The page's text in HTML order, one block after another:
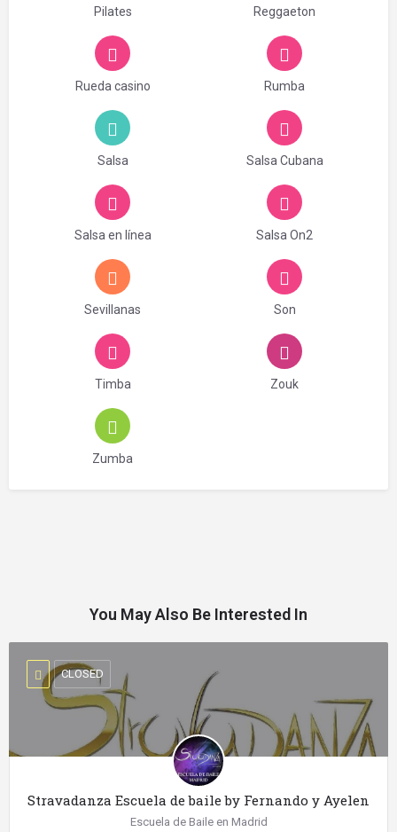
Pilates Reggaeton
Rueda casino Rumba
Salsa Salsa Cubana
Salsa en línea Salsa On2
Sevillanas Son
Timba Zouk
Zumba
You May Also Be Interested In
Stravadanza Escuela de baile by Fernando y Ayelen
Escuela de Baile en Madrid
CLOSED